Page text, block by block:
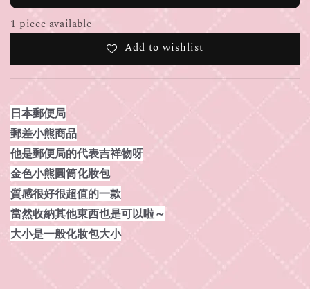
1 piece available
Add to wishlist
日本郵便局
郵差小熊商品
他是郵便局的代表吉祥物呀
金色小熊圓筒化妝包
質感很好很超值的一款
當然收納其他東西也是可以啦～
大小是一般化妝包大小